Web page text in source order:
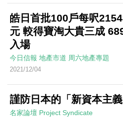
皓日首批100戶每呎
元 較得寶淘大貴三成
入場
今日信報 地產市道 周六地產專題
2021/12/04
謹防日本的「新資本主義
名家論壇 Project Syndicate